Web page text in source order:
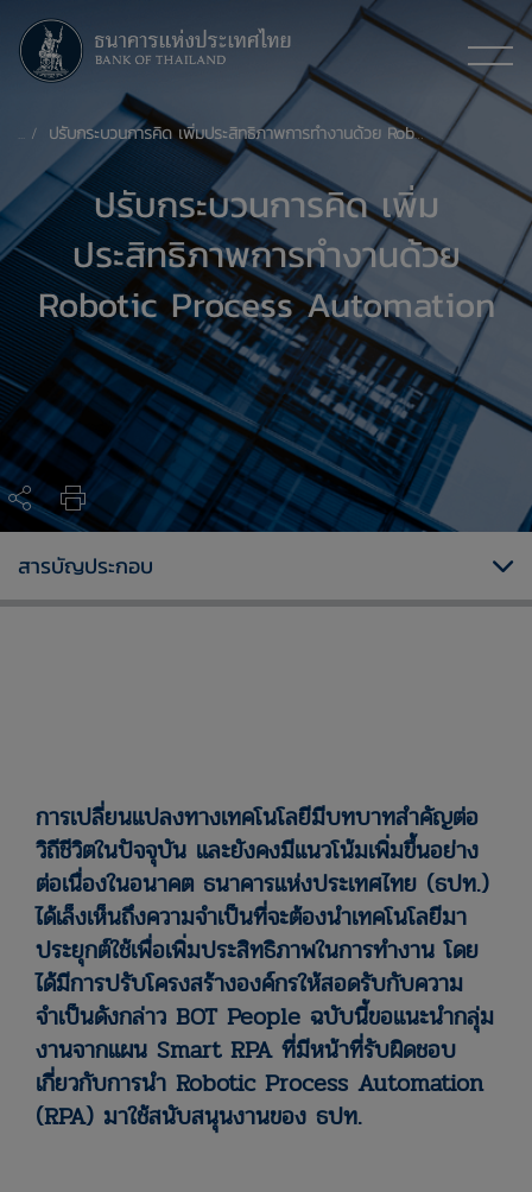
ปรับกระบวนการคิด เพิ่มประสิทธิภาพการทำงานด้วย Robotic Process Automation
ปรับกระบวนการคิด เพิ่ม
ประสิทธิภาพการทำงานด้วย
Robotic Process Automation
การเปลี่ยนแปลงทางเทคโนโลยีมีบทบาทสำคัญต่อ
วิถีชีวิตในปัจจุบัน และยังคงมีแนวโน้มเพิ่มขึ้นอย่าง
ต่อเนื่องในอนาคต ธนาคารแห่งประเทศไทย (ธปท.)
ได้เล็งเห็นถึงความจำเป็นที่จะต้องนำเทคโนโลยีมา
ประยุกต์ใช้เพื่อเพิ่มประสิทธิภาพในการทำงาน โดย
ได้มีการปรับโครงสร้างองค์กรให้สอดรับกับความ
จำเป็นดังกล่าว BOT People ฉบับนี้ขอแนะนำกลุ่ม
งานจากแผน Smart RPA ที่มีหน้าที่รับผิดชอบ
เกี่ยวกับการนำ Robotic Process Automation
(RPA) มาใช้สนับสนุนงานของ ธปท.
สารบัญประกอบ